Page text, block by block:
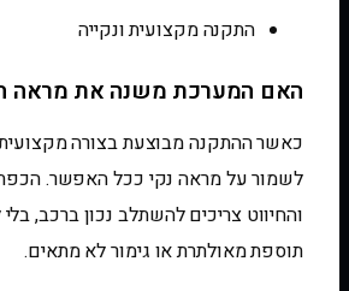
התקנה מקצועית ונקייה
האם המערכת משנה את מראה
כאשר ההתקנה מבוצעת בצורה
לשמור על מראה נקי ככל האפשר.
והחיווט צריכים להשתלב נכון ברכב,
תוספת מאולתרת או גימור לא מתאים.